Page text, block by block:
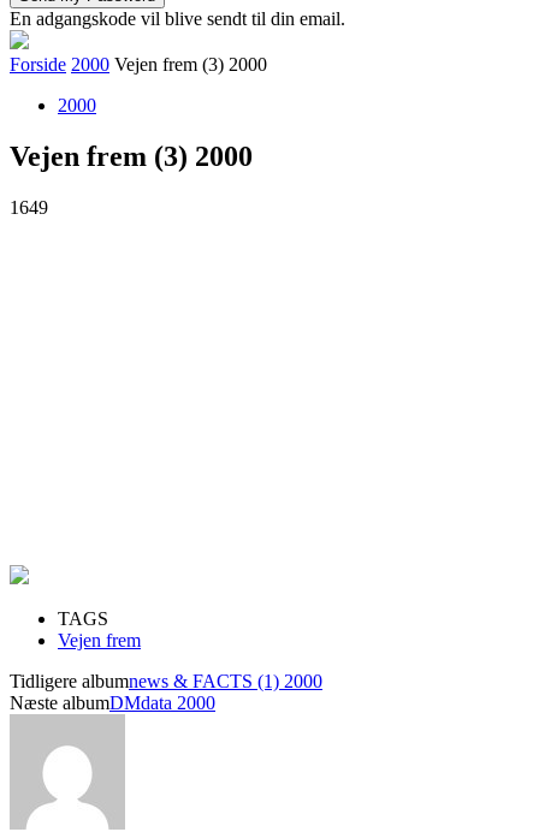
En adgangskode vil blive sendt til din email.
Forside 2000 Vejen frem (3) 2000
2000
Vejen frem (3) 2000
1649
TAGS
Vejen frem
Tidligere albumnews & FACTS (1) 2000
Næste albumDMdata 2000